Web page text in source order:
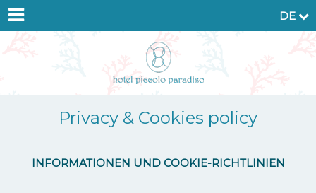
DE
Privacy & Cookies policy
INFORMATIONEN UND COOKIE-RICHTLINIEN